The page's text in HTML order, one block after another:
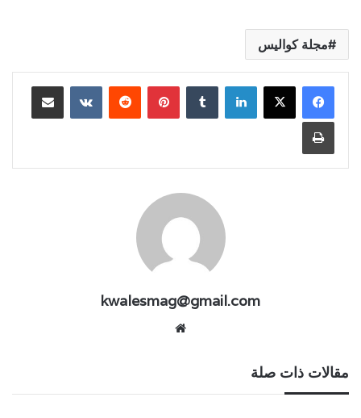
مجلة كواليس
لينكدإن بينتيريست مشاركة عبر البريد
طباعة
kwalesmag@gmail.com
مقالات ذات صلة